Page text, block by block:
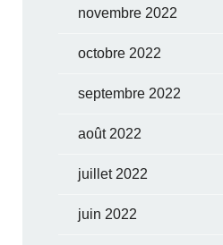
novembre 2022
octobre 2022
septembre 2022
août 2022
juillet 2022
juin 2022